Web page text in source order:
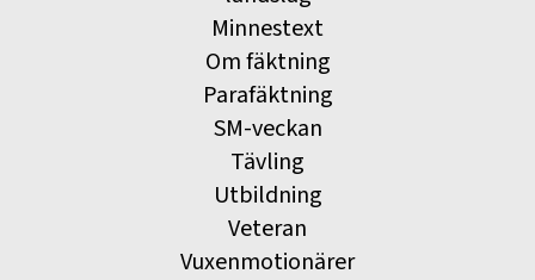
Minnestext
Om fäktning
Parafäktning
SM-veckan
Tävling
Utbildning
Veteran
Vuxenmotionärer